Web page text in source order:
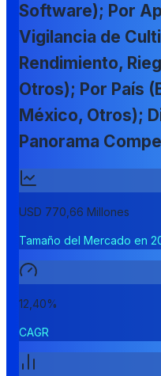
Software); Por
Vigilancia de
Rendimiento,
Otros); Por País
México, Otros);
Panorama
USD 770,66 Millones
Tamaño del Mercado en
12,40%
CAGR